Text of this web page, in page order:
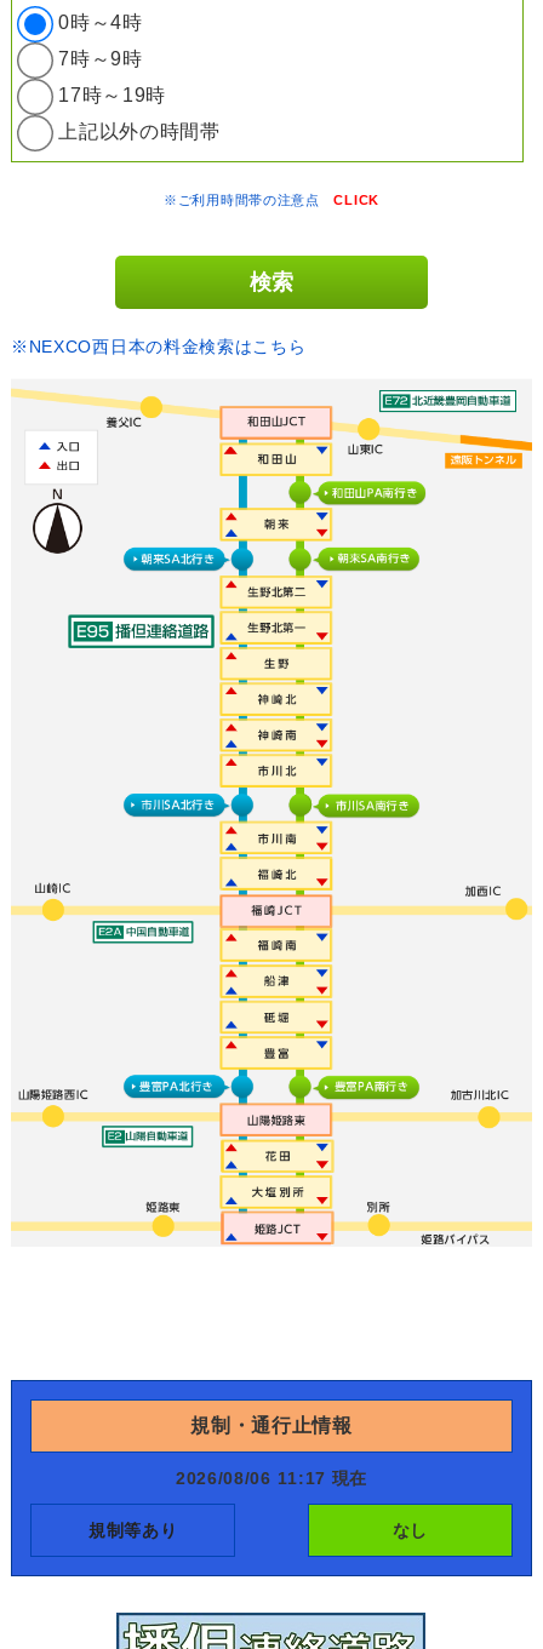
0時～4時
7時～9時
17時～19時
上記以外の時間帯
※ご利用時間帯の注意点CLICK
※NEXCO西日本の料金検索はこちら
規制・通行止情報
2026/08/06 11:17 現在
規制等あり なし